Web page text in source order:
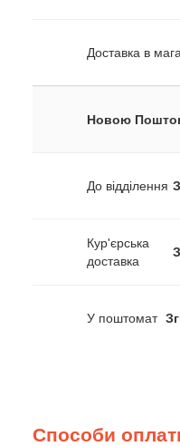
Доставка в
Новою
До відділення
Кур'єрська
доставка
У поштомат
Способи